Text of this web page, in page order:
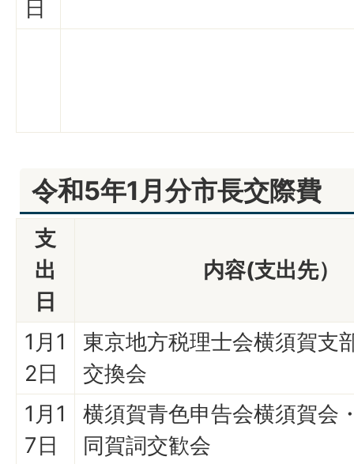
日
令和5年1月分市長交際費
支
出
日
内容(支出先）
1月1
2日
東京地方税理士会横須賀支
交換会
1月1
7日
横須賀青色申告会横須賀会
同賀詞交歓会